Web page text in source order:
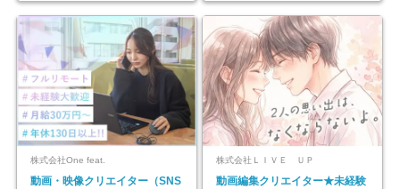
株式会社One feat.
動画・映像クリエイター（SNS
株式会社ＬＩＶＥ ＵＰ
動画編集クリエイター★未経験